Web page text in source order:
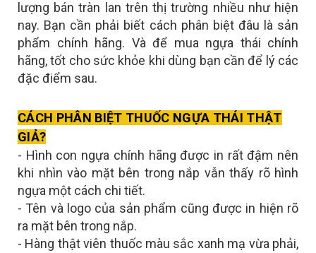
lượng bán tràn lan trên thị trường nhiều như hiện
nay. Bạn cần phải biết cách phân biệt đâu là sản
phẩm chính hãng. Và để mua ngựa thái chính
hãng, tốt cho sức khỏe khi dùng bạn cần để lý các
đặc điểm sau.
CÁCH PHÂN BIỆT THUỐC NGỰA THÁI THẬT
GIẢ?
- Hình con ngựa chính hãng được in rất đậm nên
khi nhìn vào mặt bên trong nắp vẫn thấy rõ hình
ngựa một cách chi tiết.
- Tên và logo của sản phẩm cũng được in hiện rõ
ra mặt bên trong nắp.
- Hàng thật viên thuốc màu sắc xanh mạ vừa phải,